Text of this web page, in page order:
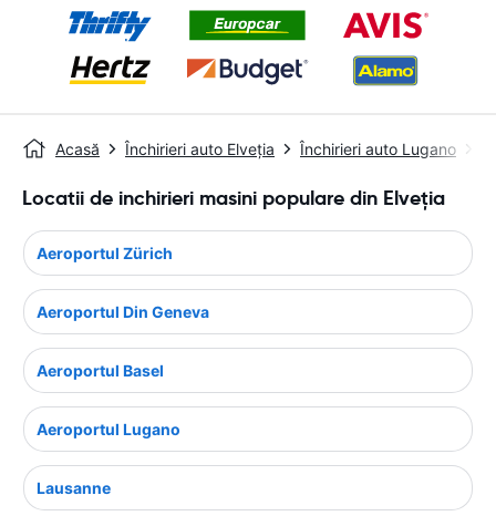
Acasă Închirieri auto Elveţia Închirieri auto Lugano
Locatii de inchirieri masini populare din Elveţia
Aeroportul Zürich
Aeroportul Din Geneva
Aeroportul Basel
Aeroportul Lugano
Lausanne